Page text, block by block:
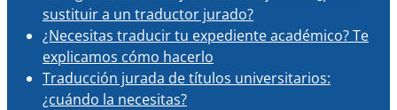
sustituir a un traductor jurado?
¿Necesitas traducir tu expediente académico? Te
explicamos cómo hacerlo
Traducción jurada de títulos universitarios:
¿cuándo la necesitas?